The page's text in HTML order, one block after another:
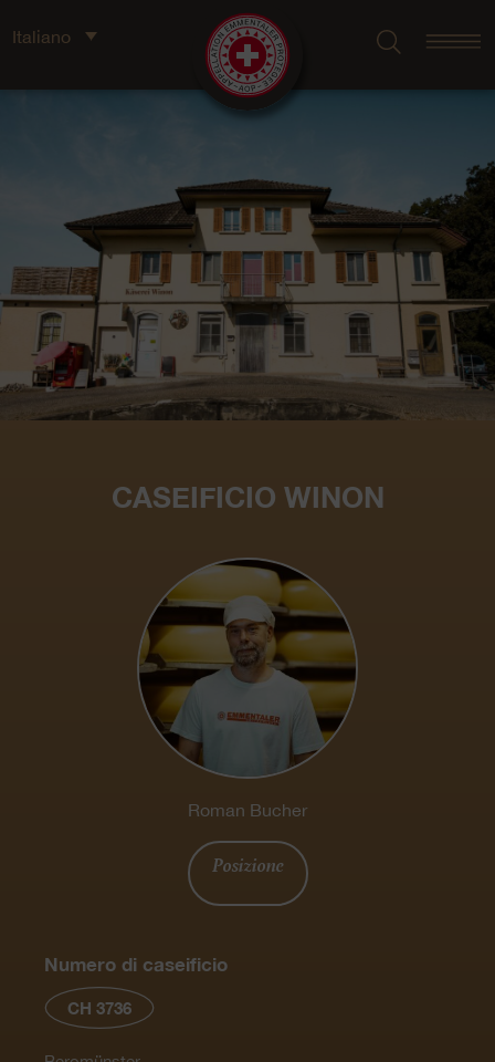
Italiano
CASEIFICIO WINON
Roman Bucher
Posizione
Numero di caseificio
CH 3736